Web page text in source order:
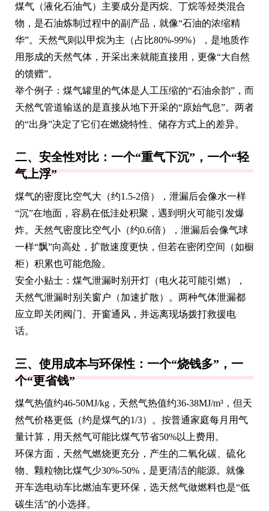
煤气（液化石油气）主要成分是丙烷、丁烷等烃类混合
物，是石油炼制过程中的副产品，就像“石油的浓缩精
华”。天然气则以甲烷为主（占比80%-99%），是地质作
用形成的天然气体，开采出来就能直接用，更像“大自然
的馈赠”。
举个例子：煤气罐里的气体是人工压缩的“石油余韵”，而
天然气管道输送的是直接从地下开采的“原始气息”。两者
的“出身”决定了它们在燃烧特性、储存方式上的差异。
二、安全性对比：一个“重气下沉”，一个“轻
气上浮”
煤气的密度比空气大（约1.5-2倍），泄漏后会像水一样
“沉”在地面，容易在低洼处积聚，遇到明火可能引发爆
炸。天然气密度比空气小（约0.6倍），泄漏后会像气球
一样“飘”向高处，扩散速度更快，但若在密闭空间（如橱
柜）积累也可能危险。
安全小贴士：煤气泄漏时别开灯（电火花可能引燃），
天然气泄漏时别关窗户（加速扩散）。两种气体泄漏都
应立即关闭阀门、开窗通风，并远离现场拨打救援电
话。
三、使用成本与环保性：一个“烧钱多”，一
个“更省钱”
煤气热值约46-50MJ/kg，天然气热值约36-38MJ/m³，但天
然气价格更低（约是煤气的1/3）。按普通家庭每月用气
量计算，用天然气可能比煤气节省50%以上费用。
环保方面，天然气燃烧更充分，产生的二氧化碳、硫化
物、颗粒物比煤气少30%-50%，是更清洁的能源。就像
开车选电动车比燃油车更环保，选天然气做燃料也是“低
碳生活”的小选择。